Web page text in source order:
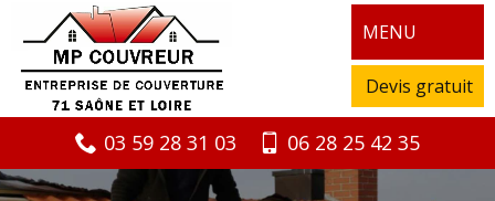
MENU
Devis gratuit
03 59 28 31 03 06 28 25 42 35